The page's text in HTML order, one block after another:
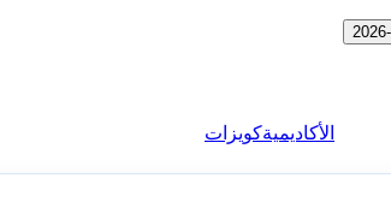
الأكاديميةكويزات